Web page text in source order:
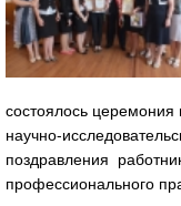
состоялось
научно-
поздравления
профессионального